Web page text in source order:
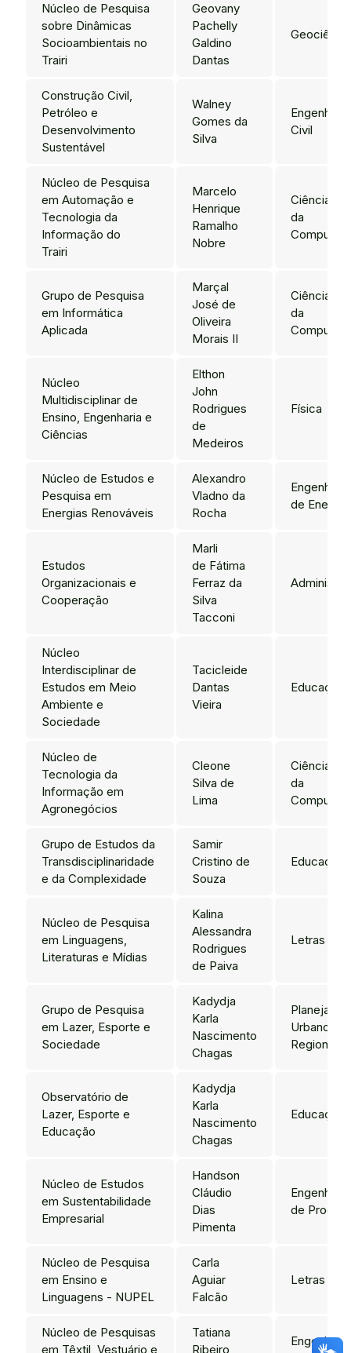
Núcleo de Pesquisa
sobre Dinâmicas
Socioambientais no
Trairi
Geovany
Pachelly
Galdino
Dantas
Construção Civil,
Petróleo e
Desenvolvimento
Sustentável
Walney
Gomes da
Silva
Engenharia
Civil
Núcleo de Pesquisa
em Automação e
Tecnologia da
Informação do
Trairi
Marcelo
Henrique
Ramalho
Nobre
Ciência
da
Grupo de Pesquisa
em Informática
Aplicada
Marçal
José de
Oliveira
Morais II
Ciência
da
Núcleo
Multidisciplinar de
Ensino, Engenharia e
Ciências
Elthon
John
Rodrigues
de
Medeiros
Física
Núcleo de Estudos e
Pesquisa em
Energias Renováveis
Alexandro
Vladno da
Rocha
Engenharia
de Energia
Estudos
Organizacionais e
Cooperação
Marli
de Fátima
Ferraz da
Silva
Tacconi
Núcleo
Interdisciplinar de
Estudos em Meio
Ambiente e
Sociedade
Tacicleide
Dantas
Vieira
Educação
Núcleo de
Tecnologia da
Informação em
Agronegócios
Cleone
Silva de
Lima
Ciência
da
Grupo de Estudos da
Transdisciplinaridade
e da Complexidade
Samir
Cristino de
Souza
Educação
Núcleo de Pesquisa
em Linguagens,
Literaturas e Mídias
Kalina
Alessandra
Rodrigues
de Paiva
Letras
Grupo de Pesquisa
em Lazer, Esporte e
Sociedade
Kadydja
Karla
Nascimento
Chagas
Urbano e
Regional
Observatório de
Lazer, Esporte e
Educação
Kadydja
Karla
Nascimento
Chagas
Educação
Núcleo de Estudos
em Sustentabilidade
Empresarial
Handson
Cláudio
Dias
Pimenta
Engenharia
de
Núcleo de Pesquisa
em Ensino e
Linguagens - NUPEL
Carla
Aguiar
Falcão
Letras
Núcleo de Pesquisas
em Têxtil, Vestuário e
Tatiana
Ribeiro
Engenharia